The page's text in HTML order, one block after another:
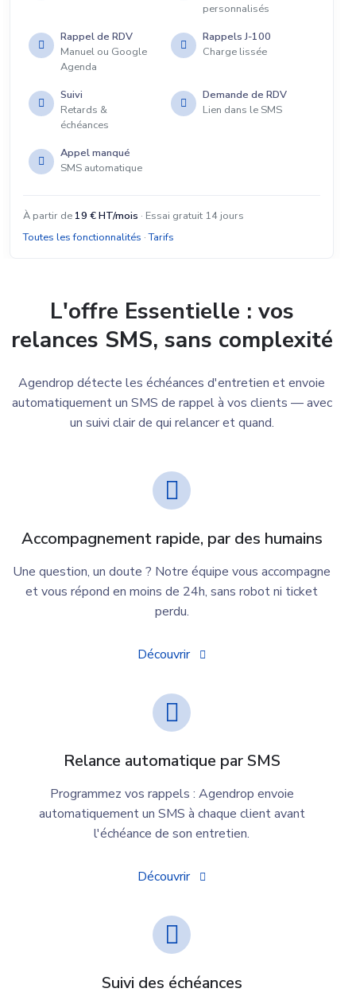
personnalisés
Rappel de RDV
Manuel ou Google
Agenda
Rappels J-100
Charge lissée
Suivi
Retards &
échéances
Demande de RDV
Lien dans le SMS
Appel manqué
SMS automatique
À partir de 19 € HT/mois · Essai gratuit 14 jours
Toutes les fonctionnalités ·Tarifs
L'offre Essentielle : vos
relances SMS, sans complexité
Agendrop détecte les échéances d'entretien et envoie
automatiquement un SMS de rappel à vos clients — avec
un suivi clair de qui relancer et quand.
Relance automatique par SMS
Programmez vos rappels : Agendrop envoie
automatiquement un SMS à chaque client avant
l'échéance de son entretien.
Découvrir
Suivi des échéances
Accompagnement rapide, par des humains
Une question, un doute ? Notre équipe vous accompagne
et vous répond en moins de 24h, sans robot ni ticket
perdu.
Découvrir